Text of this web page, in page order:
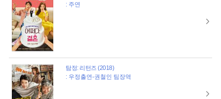
: 주연
탐정: 리턴즈 (2018)
: 우정출연-권철인 팀장역